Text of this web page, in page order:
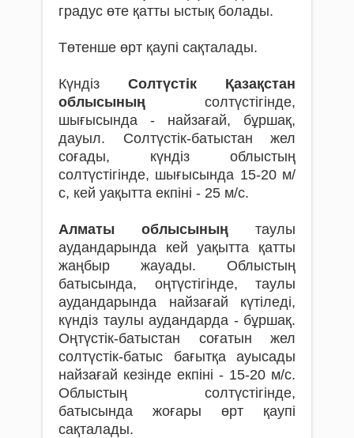
градус өте қатты ыстық болады.
Төтенше өрт қаупі сақталады.
Күндіз Солтүстік Қазақстан
облысының солтүстігінде,
шығысында - найзағай, бұршақ,
дауыл. Солтүстік-батыстан жел
соғады, күндіз облыстың
солтүстігінде, шығысында 15-20 м/
с, кей уақытта екпіні - 25 м/с.
Алматы облысының таулы
аудандарында кей уақытта қатты
жаңбыр жауады. Облыстың
батысында, оңтүстігінде, таулы
аудандарында найзағай күтіледі,
күндіз таулы аудандарда - бұршақ.
Оңтүстік-батыстан соғатын жел
солтүстік-батыс бағытқа ауысады
найзағай кезінде екпіні - 15-20 м/с.
Облыстың солтүстігінде,
батысында жоғары өрт қаупі
сақталады.